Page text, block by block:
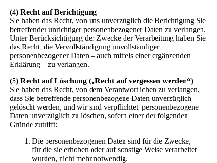
(4) Recht auf Berichtigung
Sie haben das Recht, von uns unverzüglich die Berichtigung Sie
betreffender unrichtiger personenbezogener Daten zu verlangen.
Unter Berücksichtigung der Zwecke der Verarbeitung haben Sie
das Recht, die Vervollständigung unvollständiger
personenbezogener Daten – auch mittels einer ergänzenden
Erklärung – zu verlangen.
(5) Recht auf Löschung („Recht auf vergessen werden“)
Sie haben das Recht, von dem Verantwortlichen zu verlangen,
dass Sie betreffende personenbezogene Daten unverzüglich
gelöscht werden, und wir sind verpflichtet, personenbezogene
Daten unverzüglich zu löschen, sofern einer der folgenden
Gründe zutrifft:
Die personenbezogenen Daten sind für die Zwecke,
für die sie erhoben oder auf sonstige Weise verarbeitet
wurden, nicht mehr notwendig.